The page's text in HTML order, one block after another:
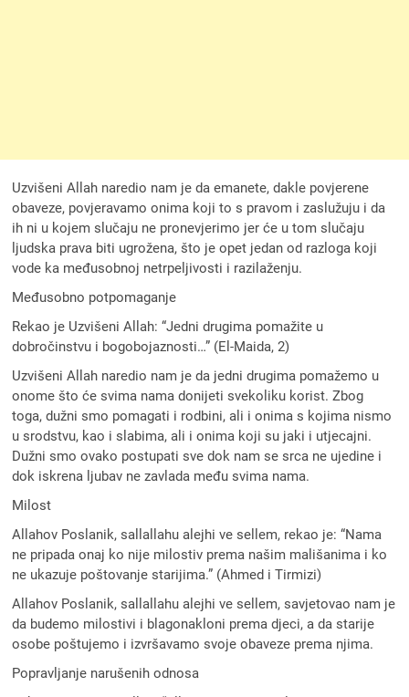
Uzvišeni Allah naredio nam je da emanete, dakle povjerene
obaveze, povjeravamo onima koji to s pravom i zaslužuju i da
ih ni u kojem slučaju ne pronevjerimo jer će u tom slučaju
ljudska prava biti ugrožena, što je opet jedan od razloga koji
vode ka međusobnoj netrpeljivosti i razilaženju.
Međusobno potpomaganje
Rekao je Uzvišeni Allah: “Jedni drugima pomažite u
dobročinstvu i bogobojaznosti…” (El-Maida, 2)
Uzvišeni Allah naredio nam je da jedni drugima pomažemo u
onome što će svima nama donijeti svekoliku korist. Zbog
toga, dužni smo pomagati i rodbini, ali i onima s kojima nismo
u srodstvu, kao i slabima, ali i onima koji su jaki i utjecajni.
Dužni smo ovako postupati sve dok nam se srca ne ujedine i
dok iskrena ljubav ne zavlada među svima nama.
Milost
Allahov Poslanik, sallallahu alejhi ve sellem, rekao je: “Nama
ne pripada onaj ko nije milostiv prema našim mališanima i ko
ne ukazuje poštovanje starijima.” (Ahmed i Tirmizi)
Allahov Poslanik, sallallahu alejhi ve sellem, savjetovao nam je
da budemo milostivi i blagonakloni prema djeci, a da starije
osobe poštujemo i izvršavamo svoje obaveze prema njima.
Popravljanje narušenih odnosa